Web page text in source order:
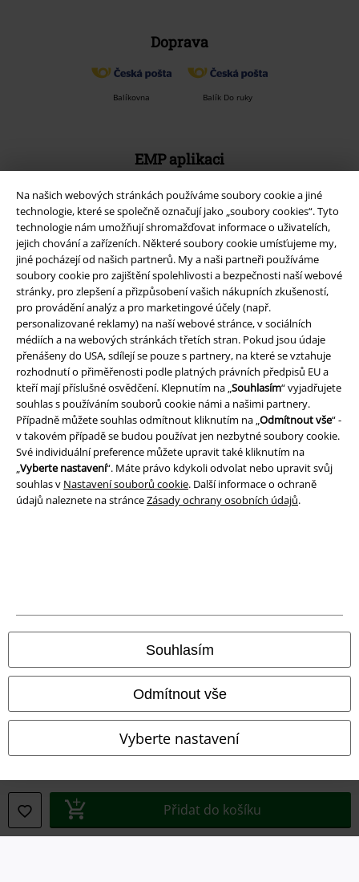
Na našich webových stránkách používáme soubory cookie a jiné
technologie, které se společně označují jako „soubory cookies“. Tyto
technologie nám umožňují shromažďovat informace o uživatelích,
jejich chování a zařízeních. Některé soubory cookie umísťujeme my,
jiné pocházejí od našich partnerů. My a naši partneři používáme
soubory cookie pro zajištění spolehlivosti a bezpečnosti naší webové
stránky, pro zlepšení a přizpůsobení vašich nákupních zkušeností,
pro provádění analýz a pro marketingové účely (např.
personalizované reklamy) na naší webové stránce, v sociálních
médiích a na webových stránkách třetích stran. Pokud jsou údaje
přenášeny do USA, sdílejí se pouze s partnery, na které se vztahuje
rozhodnutí o přiměřenosti podle platných právních předpisů EU a
kteří mají příslušné osvědčení. Klepnutím na „Souhlasím“ vyjadřujete
souhlas s používáním souborů cookie námi a našimi partnery.
Případně můžete souhlas odmítnout kliknutím na „Odmítnout vše“ -
v takovém případě se budou používat jen nezbytné soubory cookie.
Své individuální preference můžete upravit také kliknutím na
„Vyberte nastavení“. Máte právo kdykoli odvolat nebo upravit svůj
souhlas v Nastavení souborů cookie. Další informace o ochraně
údajů naleznete na stránceZásady ochrany osobních údajů.
Souhlasím
Odmítnout vše
Vyberte nastavení
Přidat do košíku
Doprava
Balíkovna Balík Do ruky
EMP aplikaci
funkce a výhody!
A Warner Music Group Company
Likvidace odpadu a ochrana životního prostředí
Informace o přístupnosti
Odstoupení od smlouvy